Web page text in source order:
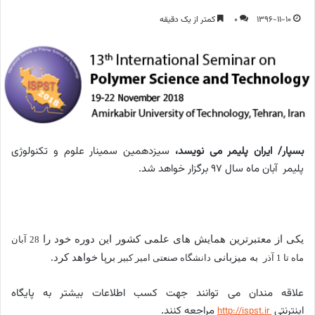
1396-11-10
0 کمتر از یک دقیقه
بسپار/ ایران پلیمر می نویسد، سیزدهمین سمینار علوم و تکنولوژی
پلیمر آبان ماه سال 97 برگزار خواهد شد.
یکی از معتبرترین همایش های علمی کشور این دوره خود را
28 آبان
ماه تا 1 آذر
به میزبانی دانشگاه صنعتی امیر کبیر برپا خواهد کرد.
علاقه مندان می توانند جهت کسب اطلاعات بیشتر به پایگاه
اینترنتی http://ispst.ir مراجعه کنند.